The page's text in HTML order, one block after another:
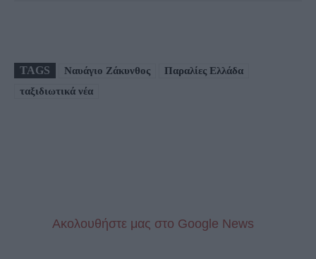
TAGS Ναυάγιο Ζάκυνθος
Παραλίες Ελλάδα
ταξιδιωτικά νέα
Aκολουθήστε μας στo Google News